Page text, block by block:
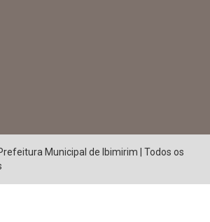
Municipal de Ibimirim | Todos os